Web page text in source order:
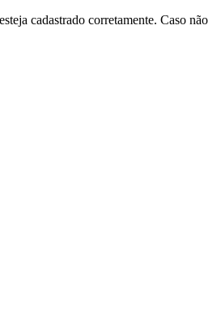
cadastrado corretamente. Caso não